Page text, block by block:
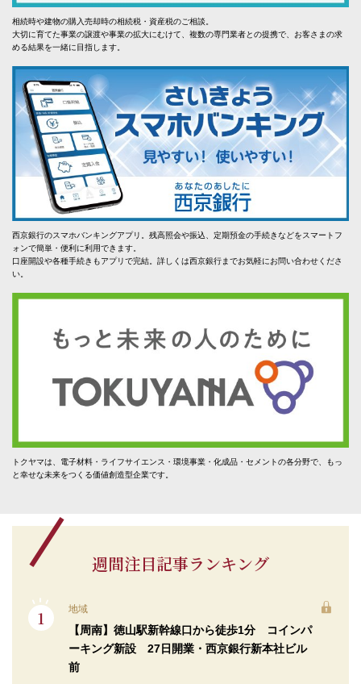
相続時や建物の購入売却時の相続税・資産税のご相談。
大切に育てた事業の譲渡や事業の拡大にむけて、複数の専門業者との提携で、お客さまの求
める結果を一緒に目指します。
西京銀行のスマホバンキングアプリ。残高照会や振込、定期預金の手続きなどをスマートフ
ォンで簡単・便利に利用できます。
口座開設や各種手続きもアプリで完結。詳しくは西京銀行までお気軽にお問い合わせくださ
い。
トクヤマは、電子材料・ライフサイエンス・環境事業・化成品・セメントの各分野で、もっ
と幸せな未来をつくる価値創造型企業です。
週間注目記事ランキング
地域
【周南】徳山駅新幹線口から徒歩1分 コインパ
ーキング新設 27日開業・西京銀行新本社ビル
前